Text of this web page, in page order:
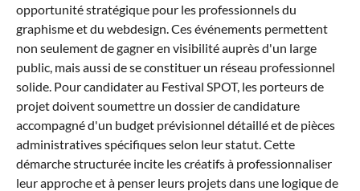
opportunité stratégique pour les professionnels du
graphisme et du webdesign. Ces événements permettent
non seulement de gagner en visibilité auprès d'un large
public, mais aussi de se constituer un réseau professionnel
solide. Pour candidater au Festival SPOT, les porteurs de
projet doivent soumettre un dossier de candidature
accompagné d'un budget prévisionnel détaillé et de pièces
administratives spécifiques selon leur statut. Cette
démarche structurée incite les créatifs à professionnaliser
leur approche et à penser leurs projets dans une logique de